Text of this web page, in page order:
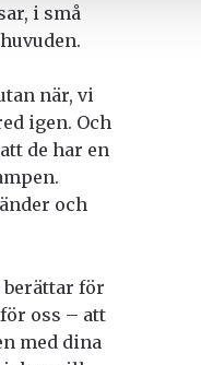
i små
när, vi
igen. Och
de har en
och
för
oss – att
med dina